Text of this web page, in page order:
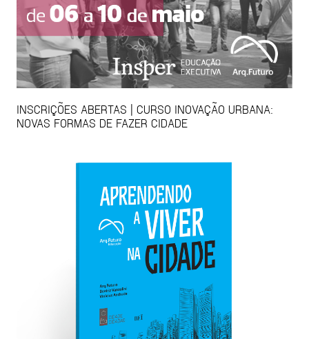
INSCRIÇÕES ABERTAS | CURSO INOVAÇÃO URBANA:
NOVAS FORMAS DE FAZER CIDADE